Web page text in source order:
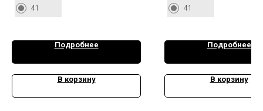
41
Подробнее
В корзину
41
Подробнее
В корзину